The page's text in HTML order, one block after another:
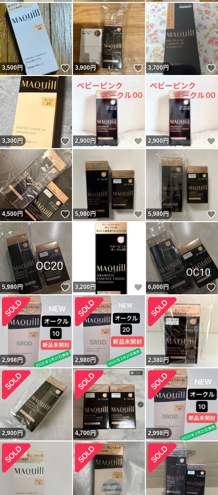
3,500円 いいね！
3,900円 いいね！
3,700円
3,300 円 いいね！
2,900 円 いいね！
2,900 円
4,500円 いいね！
5,980円 いいね！
5,980円
5,980円 いいね！
3,200 円 いいね！
6,000円
2,998円 2,980円 2,380円
2,900円 4,700円 2,998円